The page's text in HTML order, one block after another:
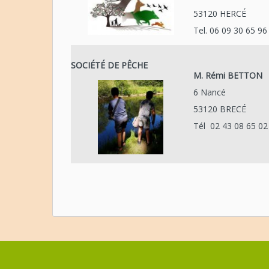
53120 HERCÉ
Tel. 06 09 30 65
SOCIÉTÉ DE PÊCHE
M. Rémi BETTON
6 Nancé
53120 BRECÉ
Tél 02 43 08 65 02